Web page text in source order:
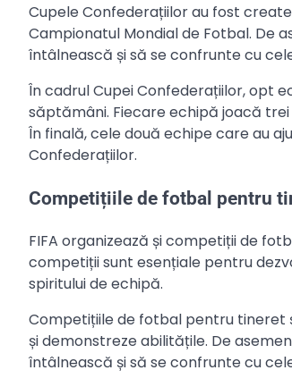
Cupele Confederațiilor au fost
Campionatul Mondial de Fotbal. De
întâlnească și să se confrunte cu
În cadrul Cupei Confederațiilor, opt
săptămâni. Fiecare echipă joacă
În finală, cele două echipe care au
Confederațiilor.
Competițiile de fotbal pentru
FIFA organizează și competiții de
competiții sunt esențiale pentru
spiritului de echipă.
Competițiile de fotbal pentru tineret
și demonstreze abilitățile. De
întâlnească și să se confrunte cu